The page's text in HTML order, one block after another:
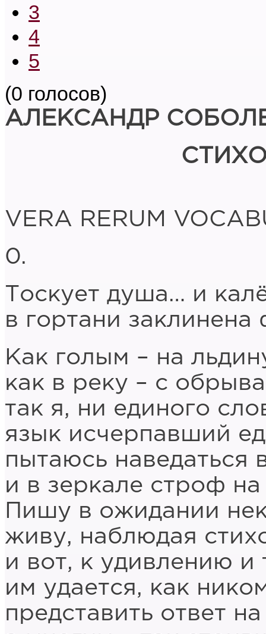
3
4
5
(0 голосов)
АЛЕКСАНДР
VERA RERUM
0.
Тоскует душа… и
в гортани
Как голым – на
как в реку – с
так я, ни единого
язык исчерпавший
пытаюсь наведаться
и в зеркале строф
Пишу в ожидании
живу, наблюдая
и вот, к удивлению и
им удается, как
представить ответ